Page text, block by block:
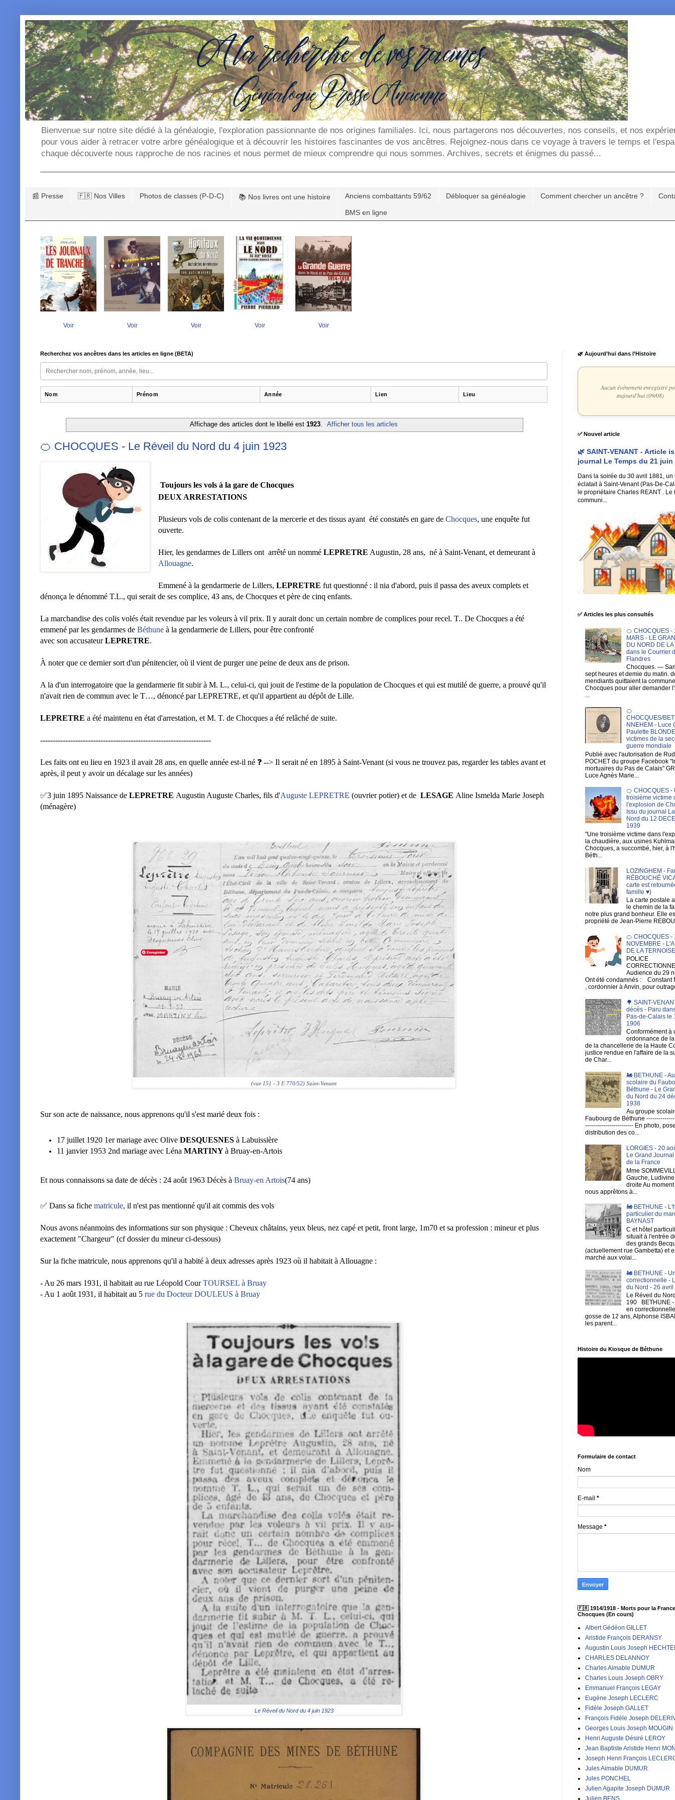
Bienvenue sur notre site dédié à la généalogie, l'exploration passionnante de nos origines familiales. Ici, nous partagerons nos découvertes, nos conseils, et nos
pour vous aider à retracer votre arbre généalogique et à découvrir les histoires fascinantes de vos ancêtres. Rejoignez-nous dans ce voyage à travers le temps et
chaque découverte nous rapproche de nos racines et nous permet de mieux comprendre qui nous sommes. Archives, secrets et énigmes du passé...
📰 Presse 🇫🇷 Nos Villes Photos de classes (P-D-C) 📚 Nos livres ont une histoire Anciens combattants 59/62 Débloquer sa généalogie Comment chercher un ancêtre ?
BMS en ligne
Voir Voir Voir Voir Voir
Recherchez vos ancêtres dans les articles en ligne (BETA)
Nom Prénom Année Lien Lieu
Affichage des articles dont le libellé est 1923. Afficher tous les articles
🍊 CHOCQUES - Le Réveil du Nord du 4 juin 1923
Toujours les vols à la gare de Chocques
DEUX ARRESTATIONS
Plusieurs vols de colis contenant de la mercerie et des tissus ayant été constatés en gare de Chocques, une enquête fut
ouverte.
Hier, les gendarmes de Lillers ont arrêté un nommé LEPRETRE Augustin, 28 ans, né à Saint-Venant, et demeurant à
Allouagne.
Emmené à la gendarmerie de Lillers, LEPRETRE fut questionné : il nia d'abord, puis il passa des aveux complets et
dénonça le dénommé T.L., qui serait de ses complice, 43 ans, de Chocques et père de cinq enfants.
La marchandise des colis volés était revendue par les voleurs à vil prix. Il y aurait donc un certain nombre de complices pour recel. T.. De Chocques a été
emmené par les gendarmes de Béthune à la gendarmerie de Lillers, pour être confronté
avec son accusateurLEPRETRE.
À noter que ce dernier sort d'un pénitencier, où il vient de purger une peine de deux ans de prison.
A la d'un interrogatoire que la gendarmerie fit subir à M. L., celui-ci, qui jouit de l'estime de la population de Chocques et qui est mutilé de guerre, a prouvé qu'il
n'avait rien de commun avec le T…, dénoncé par LEPRETRE, et qu'il appartient au dépôt de Lille.
LEPRETRE a été maintenu en état d'arrestation, et M. T. de Chocques a été relâché de suite.
--------------------------------------------------------------------
Les faits ont eu lieu en 1923 il avait 28 ans, en quelle année est-il né ❓ --> Il serait né en 1895 à Saint-Venant (si vous ne trouvez pas, regarder les tables avant et
après, il peut y avoir un décalage sur les années)
✅3 juin 1895 Naissance de LEPRETRE Augustin Auguste Charles, fils d'Auguste LEPRETRE (ouvrier potier) et de LESAGE Aline Ismelda Marie Joseph
(ménagère)
(vue 151 - 3 E 770/52) Saint-Venant
Sur son acte de naissance, nous apprenons qu'il s'est marié deux fois :
17 juillet 1920 1er mariage avec Olive DESQUESNES à Labuissière
11 janvier 1953 2nd mariage avec Léna MARTINYà Bruay-en-Artois
Et nous connaissons sa date de décès : 24 août 1963 Décès à Bruay-en Artois(74 ans)
✅ Dans sa fiche matricule, il n'est pas mentionné qu'il ait commis des vols
Nous avons néanmoins des informations sur son physique : Cheveux châtains, yeux bleus, nez capé et petit, front large, 1m70 et sa profession : mineur et plus
exactement "Chargeur" (cf dossier du mineur ci-dessous)
Sur la fiche matricule, nous apprenons qu'il a habité à deux adresses après 1923 où il habitait à Allouagne :
- Au 26 mars 1931, il habitait au rue Léopold CourTOURSEL à Bruay
- Au 1 août 1931, il habitait au 5 rue du Docteur DOULEUS à Bruay
Le Réveil du Nord du 4 juin 1923
🌿 Aujourd’hui dans l’Histoire
Aucun événement enregistré
aujourd'hui (09/08)
✅ Nouvel article
🌿 SAINT-VENANT - Article
journal Le Temps du 21 juin
Dans la soirée du 30 avril 1881,
éclatait à Saint-Venant (Pas-De-
le propriétaire Charles REANT . Le
communi...
✅ Articles les plus consultés
🍊 CHOCQUES -
MARS - LE
DU NORD DE
dans le Courrier
Flandres
Chocques. —
sept heures et demie du matin.
mendiants quittaient la
Chocques pour aller demander
...
🍊
CHOCQUES/
NNEHEM - Luce
Paulette
victimes de la
guerre mondiale
Publié avec l'autorisation de
POCHET du groupe Facebook
mortuaires du Pas de Calais"
Luce Agnès Marie...
🍊 CHOCQUES -
troisième victime
l'explosion de
Issu du journal
Nord du 12
1939
"Une troisième victime dans
la chaudière, aux usines
Chocques, a succombé, hier, à
Béth...
LOZINGHEM -
RÉBOUCHÉ
carte est
famille ♥)
La carte postale
le chemin de la
notre plus grand bonheur. Elle
propriété de Jean-Pierre
🍊 CHOCQUES -
NOVEMBRE -
DE LA TERNOISE
POLICE
Audience du 29
Ont été condamnés : Constant
, cordonnier à Anvin, pour
🌳 SAINT-
décès - Paru
Pas-de-Calais le
1906
Conformément à
ordonnance de
de la chancellerie de la Haute
justice rendue en l'affaire de la
de Char...
🚂 BETHUNE -
scolaire du
Béthune - Le
du Nord du 24
1938
Au groupe
Faubourg de Béthune
------------------------ En photo,
distribution des co...
LORGIES - 20
Le Grand
de la France
Mme
Gauche,
droite Au
nous apprêtons à...
🚂 BETHUNE -
particulier du
BAYNAST
C et hôtel
situait à l'entrée
des grands
(actuellement rue Gambetta) et
marché aux volai...
🚂 BETHUNE -
correctionnelle -
du Nord - 26 avril
Le Réveil du
190 BETHUNE -
en
gosse de 12 ans, Alphonse
les parent...
Histoire du Kiosque de Béthune
Formulaire de contact
Nom
E-mail *
Message *
🇫🇷 1914/1918 - Morts pour la
Chocques (En cours)
Albert Gédéon GILLET
Aristide François DERANSY
Augustin Louis Joseph
CHARLES DELANNOY
Charles Aimable DUMUR
Charles Louis Joseph OBRY
Emmanuel François LEGAY
Eugène Joseph LECLERC
Fidèle Joseph GALLET
François Fidèle Joseph
Georges Louis Joseph MOUGIN
Henri Auguste Désiré LEROY
Jean Baptiste Aristide Henri
Joseph Henri François
Jules Aimable DUMUR
Jules PONCHEL
Julien Agapite Joseph DUMUR